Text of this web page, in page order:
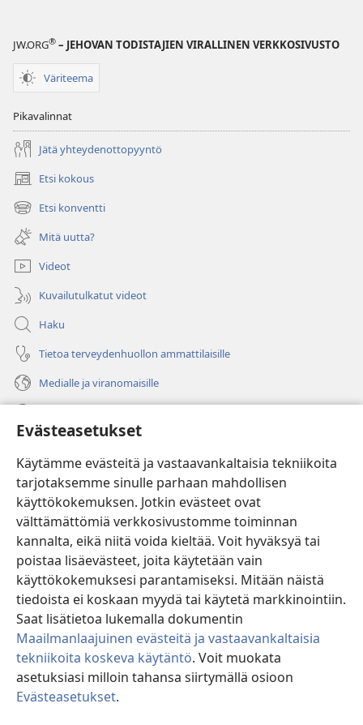
Evästeasetukset
Käytämme evästeitä ja vastaavankaltaisia tekniikoita
tarjotaksemme sinulle parhaan mahdollisen
käyttökokemuksen. Jotkin evästeet ovat
välttämättömiä verkkosivustomme toiminnan
kannalta, eikä niitä voida kieltää. Voit hyväksyä tai
poistaa lisäevästeet, joita käytetään vain
käyttökokemuksesi parantamiseksi. Mitään näistä
tiedoista ei koskaan myydä tai käytetä markkinointiin.
Saat lisätietoa lukemalla dokumentin
Maailmanlaajuinen evästeitä ja vastaavankaltaisia
tekniikoita koskeva käytäntö. Voit muokata
asetuksiasi milloin tahansa siirtymällä osioon
Evästeasetukset.
JW.ORG® – JEHOVAN TODISTAJIEN VIRALLINEN VERKKOSIVUSTO
Väriteema
Pikavalinnat
Jätä yhteydenottopyyntö
Etsi kokous
(avaa
uuden
ikkunan)
Etsi konventti
(avaa
uuden
ikkunan)
Mitä uutta?
Videot
Kuvailutulkatut videot
Haku
Tietoa terveydenhuollon ammattilaisille
Medialle ja viranomaisille
(avaa
uuden
ikkunan)Vartiotornin VERKKOKIRJASTO
(avaa
uuden
ikkunan)JW Hub ®
(avaa
uuden
ikkunan)
®
Watchtower Library
Copyright
© 2026 Watch Tower Bible and Tract Society of Pennsylvania.
KÄYTTÖEHDOT|TIETOSUOJAKÄYTÄNTÖ